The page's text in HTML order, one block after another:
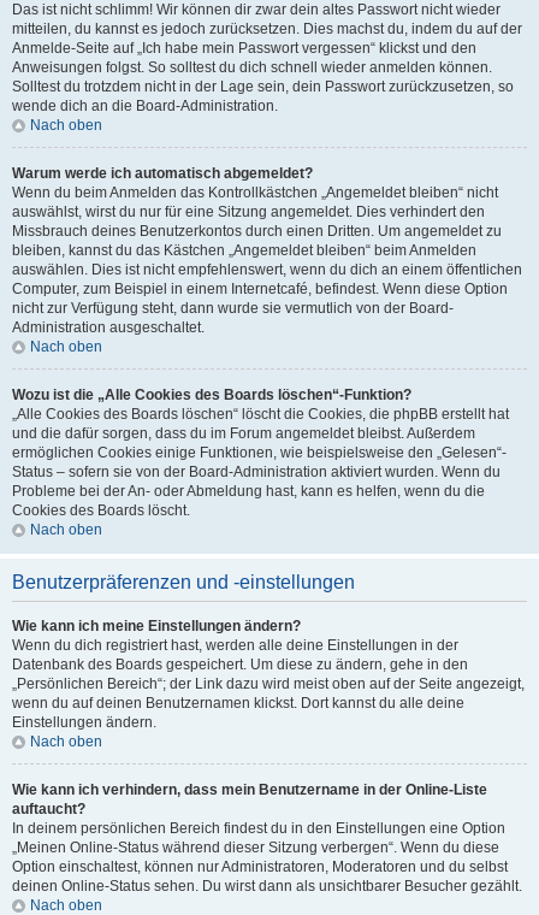
Das ist nicht schlimm! Wir können dir zwar dein altes Passwort nicht wieder
mitteilen, du kannst es jedoch zurücksetzen. Dies machst du, indem du auf der
Anmelde-Seite auf „Ich habe mein Passwort vergessen“ klickst und den
Anweisungen folgst. So solltest du dich schnell wieder anmelden können.
Solltest du trotzdem nicht in der Lage sein, dein Passwort zurückzusetzen, so
wende dich an die Board-Administration.
Nach oben
Warum werde ich automatisch abgemeldet?
Wenn du beim Anmelden das Kontrollkästchen „Angemeldet bleiben“ nicht
auswählst, wirst du nur für eine Sitzung angemeldet. Dies verhindert den
Missbrauch deines Benutzerkontos durch einen Dritten. Um angemeldet zu
bleiben, kannst du das Kästchen „Angemeldet bleiben“ beim Anmelden
auswählen. Dies ist nicht empfehlenswert, wenn du dich an einem öffentlichen
Computer, zum Beispiel in einem Internetcafé, befindest. Wenn diese Option
nicht zur Verfügung steht, dann wurde sie vermutlich von der Board-
Administration ausgeschaltet.
Nach oben
Wozu ist die „Alle Cookies des Boards löschen“-Funktion?
„Alle Cookies des Boards löschen“ löscht die Cookies, die phpBB erstellt hat
und die dafür sorgen, dass du im Forum angemeldet bleibst. Außerdem
ermöglichen Cookies einige Funktionen, wie beispielsweise den „Gelesen“-
Status – sofern sie von der Board-Administration aktiviert wurden. Wenn du
Probleme bei der An- oder Abmeldung hast, kann es helfen, wenn du die
Cookies des Boards löscht.
Nach oben
Benutzerpräferenzen und -einstellungen
Wie kann ich meine Einstellungen ändern?
Wenn du dich registriert hast, werden alle deine Einstellungen in der
Datenbank des Boards gespeichert. Um diese zu ändern, gehe in den
„Persönlichen Bereich“; der Link dazu wird meist oben auf der Seite angezeigt,
wenn du auf deinen Benutzernamen klickst. Dort kannst du alle deine
Einstellungen ändern.
Nach oben
Wie kann ich verhindern, dass mein Benutzername in der Online-Liste
auftaucht?
In deinem persönlichen Bereich findest du in den Einstellungen eine Option
„Meinen Online-Status während dieser Sitzung verbergen“. Wenn du diese
Option einschaltest, können nur Administratoren, Moderatoren und du selbst
deinen Online-Status sehen. Du wirst dann als unsichtbarer Besucher gezählt.
Nach oben